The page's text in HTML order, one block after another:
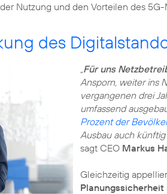
Nutzung und den Vorteilen des
des
„Für uns
Ansporn, weiter ins
vergangenen drei
umfassend
Prozent der
Ausbau auch
sagt CEO Markus
Gleichzeitig